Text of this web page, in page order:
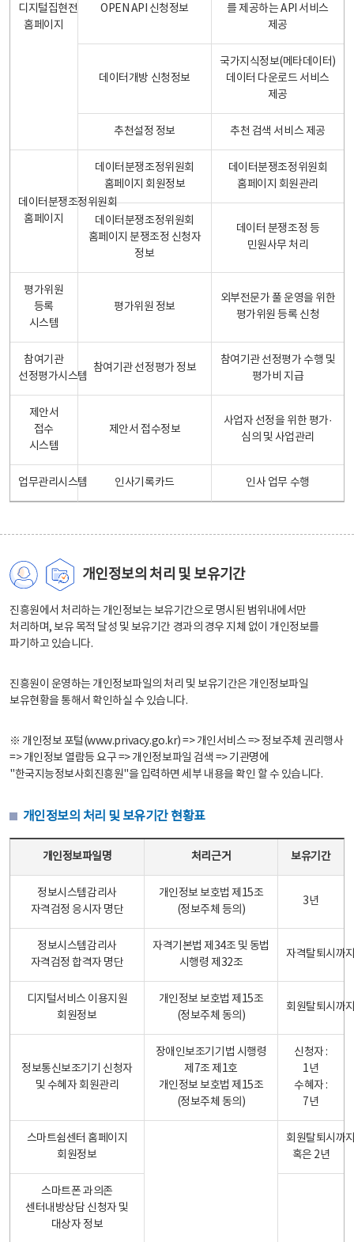
디지털집현전
홈페이지
OPEN API 신청정보
를 제공하는 API 서비스
제공
데이터개방 신청정보
국가지식정보(메타데이터)
데이터 다운로드 서비스
제공
추천설정 정보 추천 검색 서비스 제공
데이터분쟁조정위원회
홈페이지
데이터분쟁조정위원회
홈페이지 회원정보
데이터분쟁조정위원회
홈페이지 회원관리
데이터분쟁조정위원회
홈페이지 분쟁조정 신청자
정보
데이터 분쟁조정 등
민원사무 처리
평가위원
등록
시스템
평가위원 정보
외부전문가 풀 운영을 위한
평가위원 등록 신청
참여기관
선정평가시스템
참여기관 선정평가 정보
참여기관 선정평가 수행 및
평가비 지급
제안서
접수
시스템
제안서 접수정보
사업자 선정을 위한 평가·
심의 및 사업관리
업무관리시스템 인사기록카드 인사 업무 수행
개인정보의 처리 및 보유기간
진흥원에서 처리하는 개인정보는 보유기간으로 명시된 범위내에서만
처리하며, 보유 목적 달성 및 보유기간 경과의 경우 지체 없이 개인정보를
파기하고 있습니다.
진흥원이 운영하는 개인정보파일의 처리 및 보유기간은 개인정보파일
보유현황을 통해서 확인하실 수 있습니다.
※ 개인정보 포털(www.privacy.go.kr) => 개인서비스 => 정보주체 권리행사
=> 개인정보 열람등 요구 => 개인정보파일 검색 => 기관명에
"한국지능정보사회진흥원"을 입력하면 세부 내용을 확인 할 수 있습니다.
개인정보의 처리 및 보유기간 현황표
개인정보파일명 처리근거 보유기간
정보시스템감리사
자격검정 응시자 명단
개인정보 보호법 제15조
(정보주체 등의)
3년
정보시스템감리사
자격검정 합격자 명단
자격기본법 제34조 및 동법
시행령 제32조
자격탈퇴시까
디지털서비스 이용지원
회원정보
개인정보 보호법 제15조
(정보주체 동의)
회원탈퇴시까
정보통신보조기기 신청자
및 수혜자 회원관리
장애인보조기기법 시행령
제7조 제1호
개인정보 보호법 제15조
(정보주체 동의)
신청자 :
1년
수혜자 :
7년
스마트쉼센터 홈페이지
회원정보
회원탈퇴시까
혹은 2년
스마트폰 과의존
센터내방상담 신청자 및
대상자 정보